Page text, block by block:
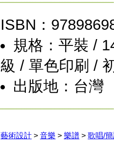
ISBN：
規格：平裝 /
級 / 單色印刷 /
出版地：台灣
藝術設計 > 音樂 > 樂譜 > 歌唱/